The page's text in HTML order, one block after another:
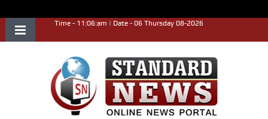
Time - 11:06:am | Date - 06 Thursday 08-2026